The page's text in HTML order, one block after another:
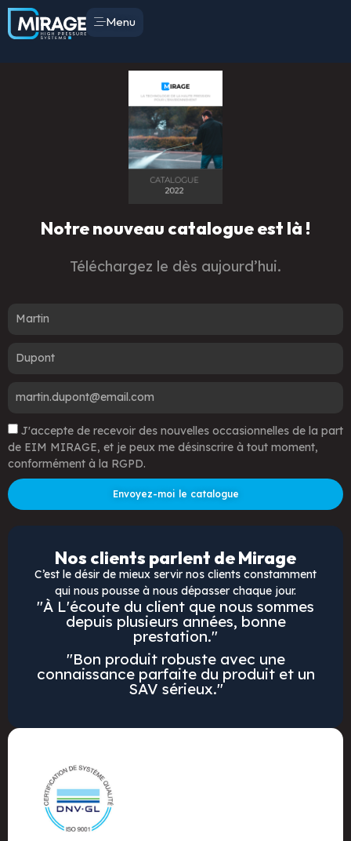
Menu
Notre nouveau catalogue est là !
Téléchargez le dès aujourd’hui.
J'accepte de recevoir des nouvelles occasionnelles de la part
de EIM MIRAGE, et je peux me désinscrire à tout moment,
conformément à la RGPD.
Envoyez-moi le catalogue
Nos clients parlent de Mirage
C’est le désir de mieux servir nos clients constamment
qui nous pousse à nous dépasser chaque jour.
"À L'écoute du client que nous sommes
depuis plusieurs années, bonne
prestation."
"Bon produit robuste avec une
connaissance parfaite du produit et un
SAV sérieux."